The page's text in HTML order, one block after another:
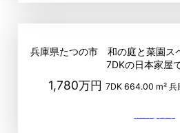
兵庫県たつの市 和の庭と菜園ス
7DKの日本家屋
1,780万円7DK 664.00 m² 兵